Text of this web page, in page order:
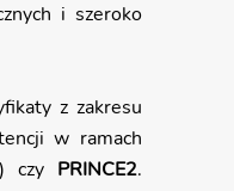
i szeroko
z zakresu
w ramach
czy PRINCE2.